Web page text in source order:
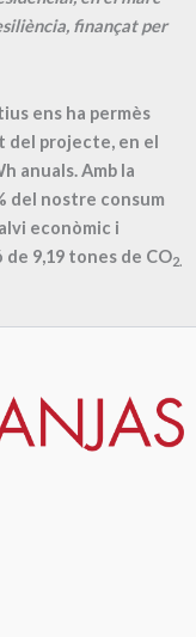
finançat per
ens ha permès
del projecte, en el
anuals. Amb la
del nostre consum
econòmic i
de 9,19 tones de CO2.